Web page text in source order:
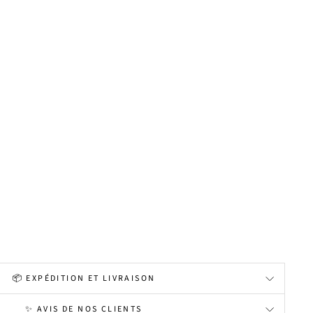
📦 EXPÉDITION ET LIVRAISON
✨ AVIS DE NOS CLIENTS